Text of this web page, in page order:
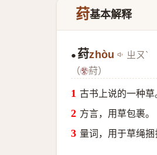
荮基本解释
● 荮zhòu ㄓㄡˋ
（
葤）
古书上说的一种草
方言，用草包裹。
量词，用于草绳